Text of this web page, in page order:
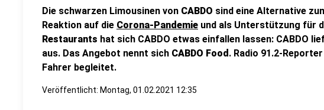
Die schwarzen Limousinen von CABDO sind eine Alternative
Reaktion auf die Corona-Pandemie und als Unterstützung für
Restaurants hat sich CABDO etwas einfallen lassen: CABDO
aus. Das Angebot nennt sich CABDO Food . Radio 91.2-
Fahrer begleitet.
Veröffentlicht: Montag, 01.02.2021 12:35